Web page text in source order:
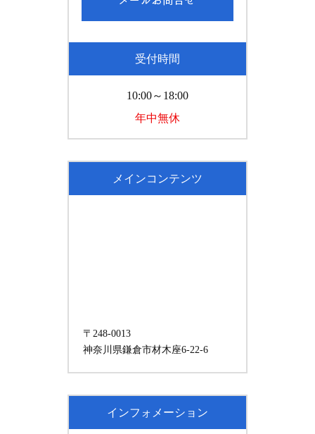
受付時間
10:00～18:00
年中無休
メインコンテンツ
〒248-0013
神奈川県鎌倉市材木座6-22-6
インフォメーション